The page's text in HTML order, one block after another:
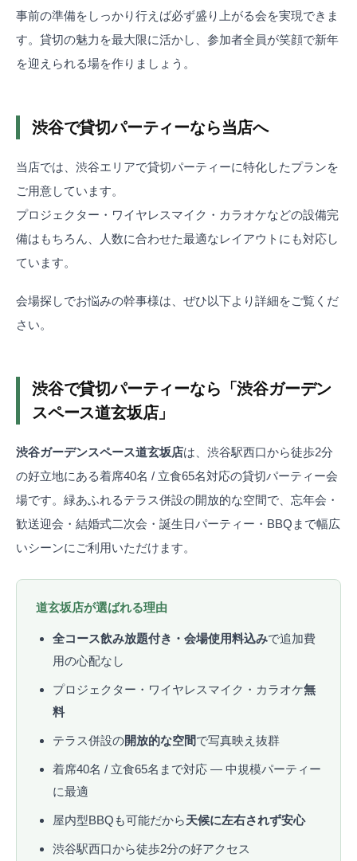
事前の準備をしっかり行えば必ず盛り上がる会を実現できま
す。貸切の魅力を最大限に活かし、参加者全員が笑顔で新年
を迎えられる場を作りましょう。
渋谷で貸切パーティーなら当店へ
当店では、渋谷エリアで貸切パーティーに特化したプランを
ご用意しています。
プロジェクター・ワイヤレスマイク・カラオケなどの設備完
備はもちろん、人数に合わせた最適なレイアウトにも対応し
ています。
会場探しでお悩みの幹事様は、ぜひ以下より詳細をご覧くだ
さい。
渋谷で貸切パーティーなら「渋谷ガーデン
スペース道玄坂店」
渋谷ガーデンスペース道玄坂店は、渋谷駅西口から徒歩2分
の好立地にある着席40名 / 立食65名対応の貸切パーティー会
場です。緑あふれるテラス併設の開放的な空間で、忘年会・
歓送迎会・結婚式二次会・誕生日パーティー・BBQまで幅広
いシーンにご利用いただけます。
道玄坂店が選ばれる理由
全コース飲み放題付き・会場使用料込みで追加費
用の心配なし
プロジェクター・ワイヤレスマイク・カラオケ無
料
テラス併設の開放的な空間で写真映え抜群
着席40名 / 立食65名まで対応 — 中規模パーティー
に最適
屋内型BBQも可能だから天候に左右されず安心
渋谷駅西口から徒歩2分の好アクセス